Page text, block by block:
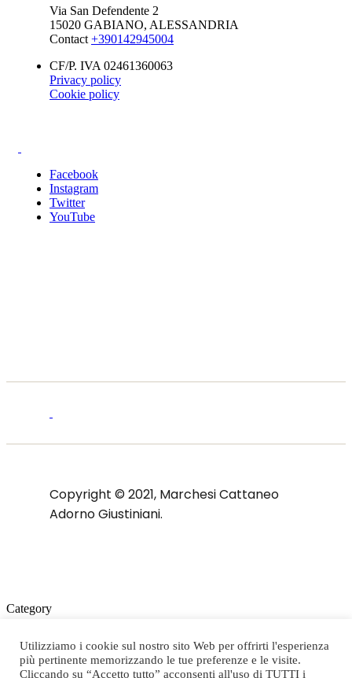
Via San Defendente 2
15020 GABIANO, ALESSANDRIA
Contact +390142945004
CF/P. IVA 02461360063
Privacy policy
Cookie policy
Facebook
Instagram
Twitter
YouTube
Copyright © 2021, Marchesi Cattaneo
Adorno Giustiniani.
Category
Tutti
Box 2022
Utilizziamo i cookie sul nostro sito Web per offrirti l'esperienza
più pertinente memorizzando le tue preferenze e le visite.
Cliccando su “Accetto tutto” acconsenti all'uso di TUTTI i